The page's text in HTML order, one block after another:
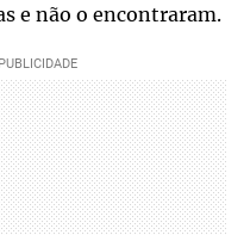
e não o encontraram.